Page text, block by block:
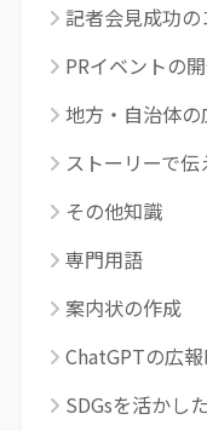
記者会見成功の
PRイベントの
地方・自治体の
ストーリーで
その他知識
専門用語
案内状の作成
ChatGPTの広
SDGsを活かし